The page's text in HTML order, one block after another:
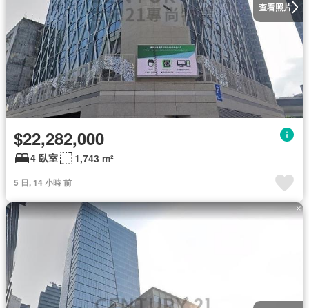
查看照片
$22,282,000
4 臥室 1,743 m²
5 日, 14 小時 前